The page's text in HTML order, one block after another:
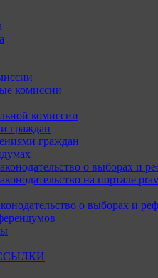
комиссии
комиссии
граждан
граждан
о выборах и
на портале
о выборах и